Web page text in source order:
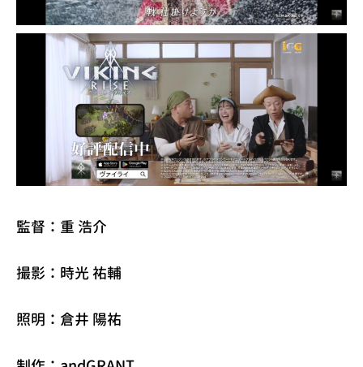
監督：重 浩介
撮影：時光 祐輔
照明：倉井 陽祐